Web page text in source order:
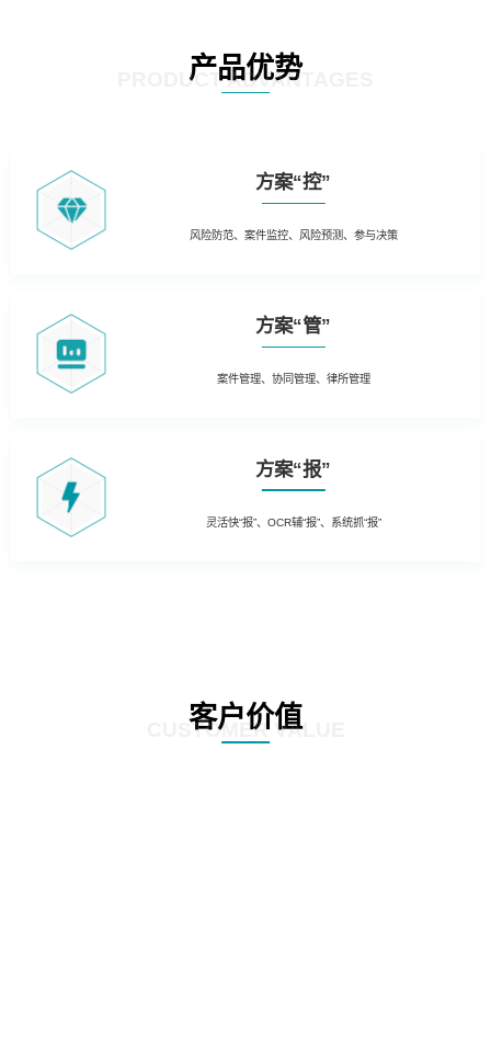
产品优势
PRODUCT ADVANTAGES
方案“控”
风险防范、案件监控、风险预测、参与决策
方案“管”
案件管理、协同管理、律所管理
方案“报”
灵活快“报”、OCR辅“报”、系统抓“报”
客户价值
CUSTOMER VALUE